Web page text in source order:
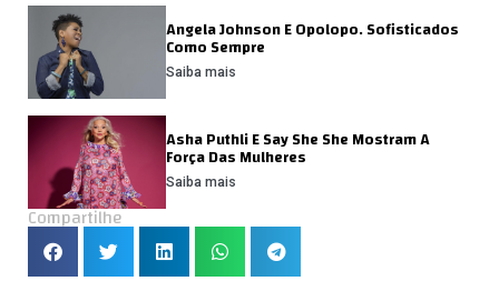
Angela Johnson E Opolopo. Sofisticados
Como Sempre
Saiba mais
Asha Puthli E Say She She Mostram A
Força Das Mulheres
Saiba mais
Compartilhe